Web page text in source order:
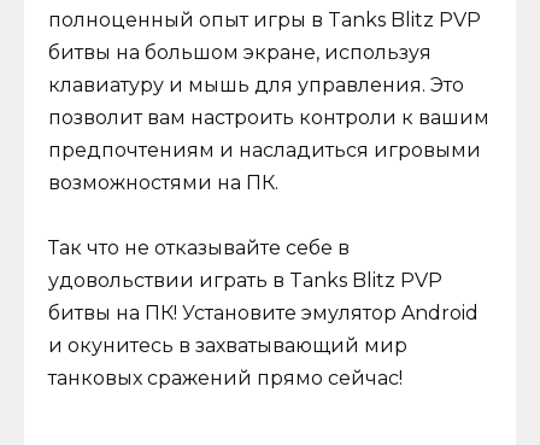
полноценный опыт игры в Tanks Blitz PVP
битвы на большом экране, используя
клавиатуру и мышь для управления. Это
позволит вам настроить контроли к вашим
предпочтениям и насладиться игровыми
возможностями на ПК.
Так что не отказывайте себе в
удовольствии играть в Tanks Blitz PVP
битвы на ПК! Установите эмулятор Android
и окунитесь в захватывающий мир
танковых сражений прямо сейчас!